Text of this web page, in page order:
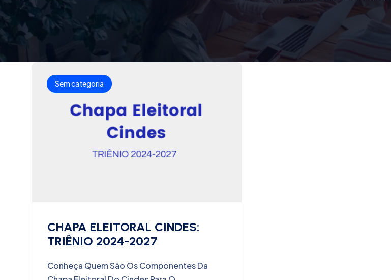
Sem categoria
CHAPA ELEITORAL CINDES:
TRIÊNIO 2024-2027
Conheça Quem São Os Componentes Da